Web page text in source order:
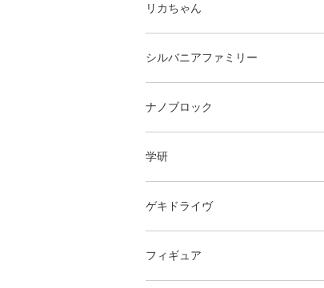
リカちゃん
シルバニアファミリー
ナノブロック
学研
ゲキドライヴ
フィギュア